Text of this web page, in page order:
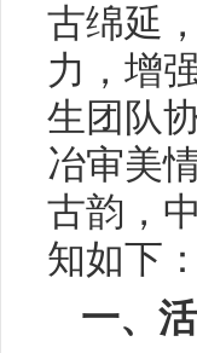
古绵延
力，增
生团队
冶审美
古韵，
知如下：
一、